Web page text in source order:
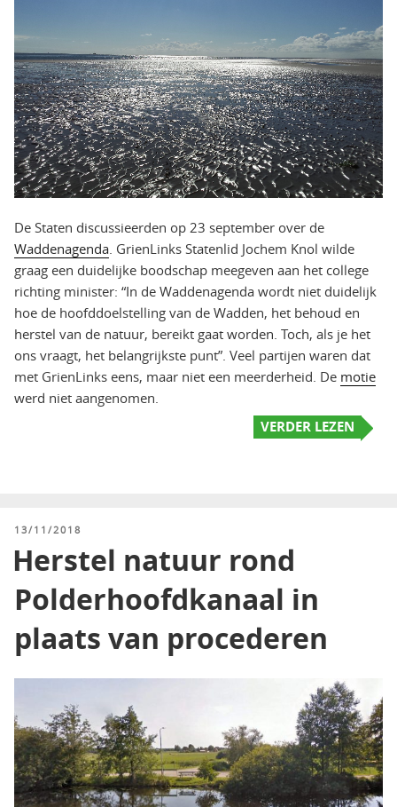
De Staten discussieerden op 23 september over de
Waddenagenda. GrienLinks Statenlid Jochem Knol wilde
graag een duidelijke boodschap meegeven aan het college
richting minister: “In de Waddenagenda wordt niet duidelijk
hoe de hoofddoelstelling van de Wadden, het behoud en
herstel van de natuur, bereikt gaat worden. Toch, als je het
ons vraagt, het belangrijkste punt”. Veel partijen waren dat
met GrienLinks eens, maar niet een meerderheid. De motie
werd niet aangenomen.
VERDER LEZEN
GEPLAATST
13/11/2018
Herstel natuur rond
Polderhoofdkanaal in
plaats van procederen